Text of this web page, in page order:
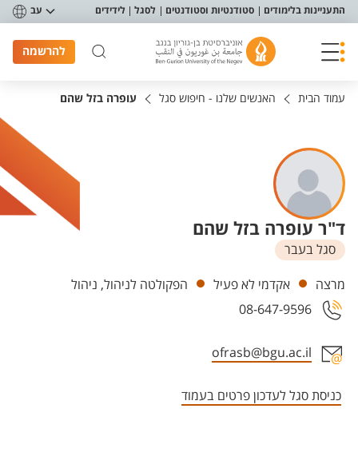
תפריט נגישות
התעניינות בלימודים סטודנטיות וסטודנטים לסגל לידידים עב
להרשמה
עמוד הבית האנשים שלנו - חיפוש סגל עופרה בזל שהם
ד"ר עופרה בזל שהם
סגל בעבר
יחידות
מרצה אקדמי לא פעיל
הפקולטה לניהול, ניהול
08-647-9596
ofrasb@bgu.ac.il
כניסת סגל לעדכון פרטים בעמוד